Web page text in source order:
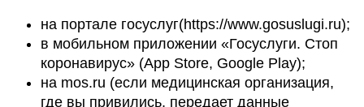
на портале госуслуг(https://www.gosuslugi.ru);
в мобильном приложении «Госуслуги. Стоп
коронавирус» (App Store, Google Play);
на mos.ru (если медицинская организация,
где вы привились, передает данные